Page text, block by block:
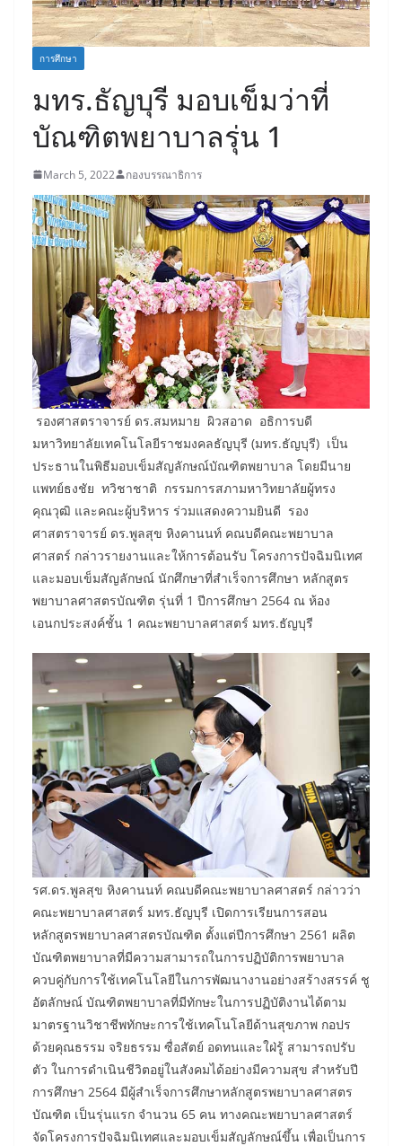
การศึกษา
มทร.ธัญบุรี มอบเข็มว่าที่
บัณฑิตพยาบาลรุ่น 1
March 5, 2022 กองบรรณาธิการ
รองศาสตราจารย์ ดร.สมหมาย ผิวสอาด อธิการบดี
มหาวิทยาลัยเทคโนโลยีราชมงคลธัญบุรี (มทร.ธัญบุรี) เป็น
ประธานในพิธีมอบเข็มสัญลักษณ์บัณฑิตพยาบาล โดยมีนาย
แพทย์ธงชัย ทวิชาชาติ กรรมการสภามหาวิทยาลัยผู้ทรง
คุณวุฒิ และคณะผู้บริหาร ร่วมแสดงความยินดี รอง
ศาสตราจารย์ ดร.พูลสุข หิงคานนท์ คณบดีคณะพยาบาล
ศาสตร์ กล่าวรายงานและให้การต้อนรับ โครงการปัจฉิมนิเทศ
และมอบเข็มสัญลักษณ์ นักศึกษาที่สำเร็จการศึกษา หลักสูตร
พยาบาลศาสตรบัณฑิต รุ่นที่ 1 ปีการศึกษา 2564 ณ ห้อง
เอนกประสงค์ชั้น 1 คณะพยาบาลศาสตร์ มทร.ธัญบุรี
รศ.ดร.พูลสุข หิงคานนท์ คณบดีคณะพยาบาลศาสตร์ กล่าวว่า
คณะพยาบาลศาสตร์ มทร.ธัญบุรี เปิดการเรียนการสอน
หลักสูตรพยาบาลศาสตรบัณฑิต ตั้งแต่ปีการศึกษา 2561 ผลิต
บัณฑิตพยาบาลที่มีความสามารถในการปฏิบัติการพยาบาล
ควบคู่กับการใช้เทคโนโลยีในการพัฒนางานอย่างสร้างสรรค์ ชู
อัตลักษณ์ บัณฑิตพยาบาลที่มีทักษะในการปฏิบัติงานได้ตาม
มาตรฐานวิชาชีพทักษะการใช้เทคโนโลยีด้านสุขภาพ กอปร
ด้วยคุณธรรม จริยธรรม ซื่อสัตย์ อดทนและใฝ่รู้ สามารถปรับ
ตัว ในการดำเนินชีวิตอยู่ในสังคมได้อย่างมีความสุข สำหรับปี
การศึกษา 2564 มีผู้สำเร็จการศึกษาหลักสูตรพยาบาลศาสตร
บัณฑิต เป็นรุ่นแรก จำนวน 65 คน ทางคณะพยาบาลศาสตร์
จัดโครงการปัจฉิมนิเทศและมอบเข็มสัญลักษณ์ขึ้น เพื่อเป็นการ